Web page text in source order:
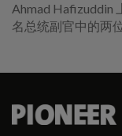
Ahmad Hafizuddin
名总统副官中的两位